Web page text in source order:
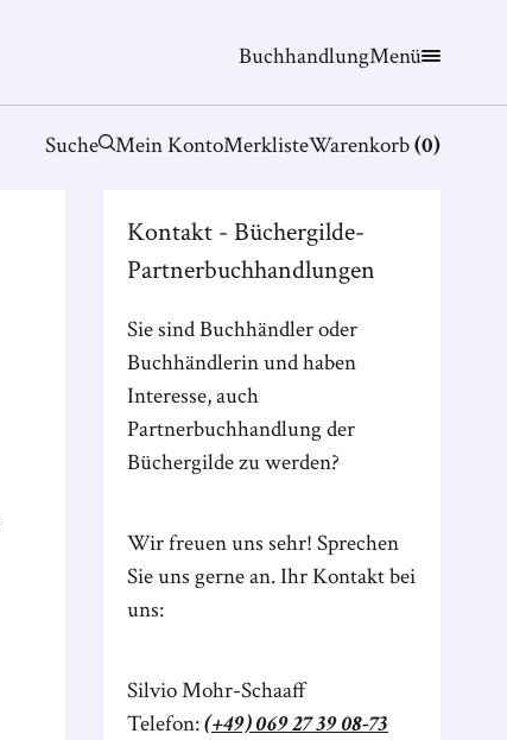
BuchhandlungMenü
Suche Mein KontoMerklisteWarenkorb(0)
Kontakt - Büchergilde-
Partnerbuchhandlungen
Sie sind Buchhändler oder
Buchhändlerin und haben
Interesse, auch
Partnerbuchhandlung der
Büchergilde zu werden?
Wir freuen uns sehr! Sprechen
Sie uns gerne an. Ihr Kontakt bei
uns:
Silvio Mohr-Schaaff
Telefon:(+49) 069 27 39 08-73